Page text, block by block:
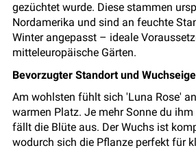
gezüchtet wurde. Diese stammen
Nordamerika und sind an feuchte
Winter angepasst – ideale
mitteleuropäische Gärten.
Bevorzugter Standort und
Am wohlsten fühlt sich 'Luna Rose'
warmen Platz. Je mehr Sonne du
fällt die Blüte aus. Der Wuchs ist
wodurch sich die Pflanze perfekt für